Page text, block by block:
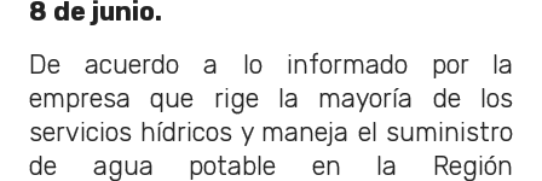
8 de junio.
De acuerdo a lo informado por la
empresa que rige la mayoría de los
servicios hídricos y maneja el suministro
de agua potable en la Región